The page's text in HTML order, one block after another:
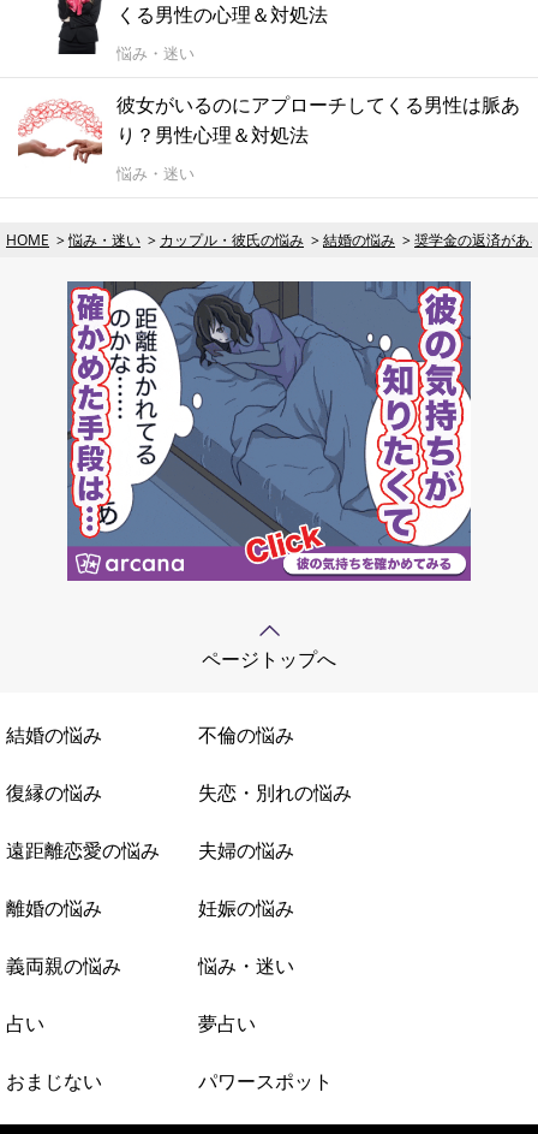
くる男性の心理＆対処法
悩み・迷い
彼女がいるのにアプローチしてくる男性は脈あ
り？男性心理＆対処法
悩み・迷い
HOME 悩み・迷い カップル・彼氏の悩み 結婚の悩み 奨学金の返済があ
ページトップへ
結婚の悩み 不倫の悩み
復縁の悩み 失恋・別れの悩み
遠距離恋愛の悩み 夫婦の悩み
離婚の悩み 妊娠の悩み
義両親の悩み 悩み・迷い
占い 夢占い
おまじない パワースポット